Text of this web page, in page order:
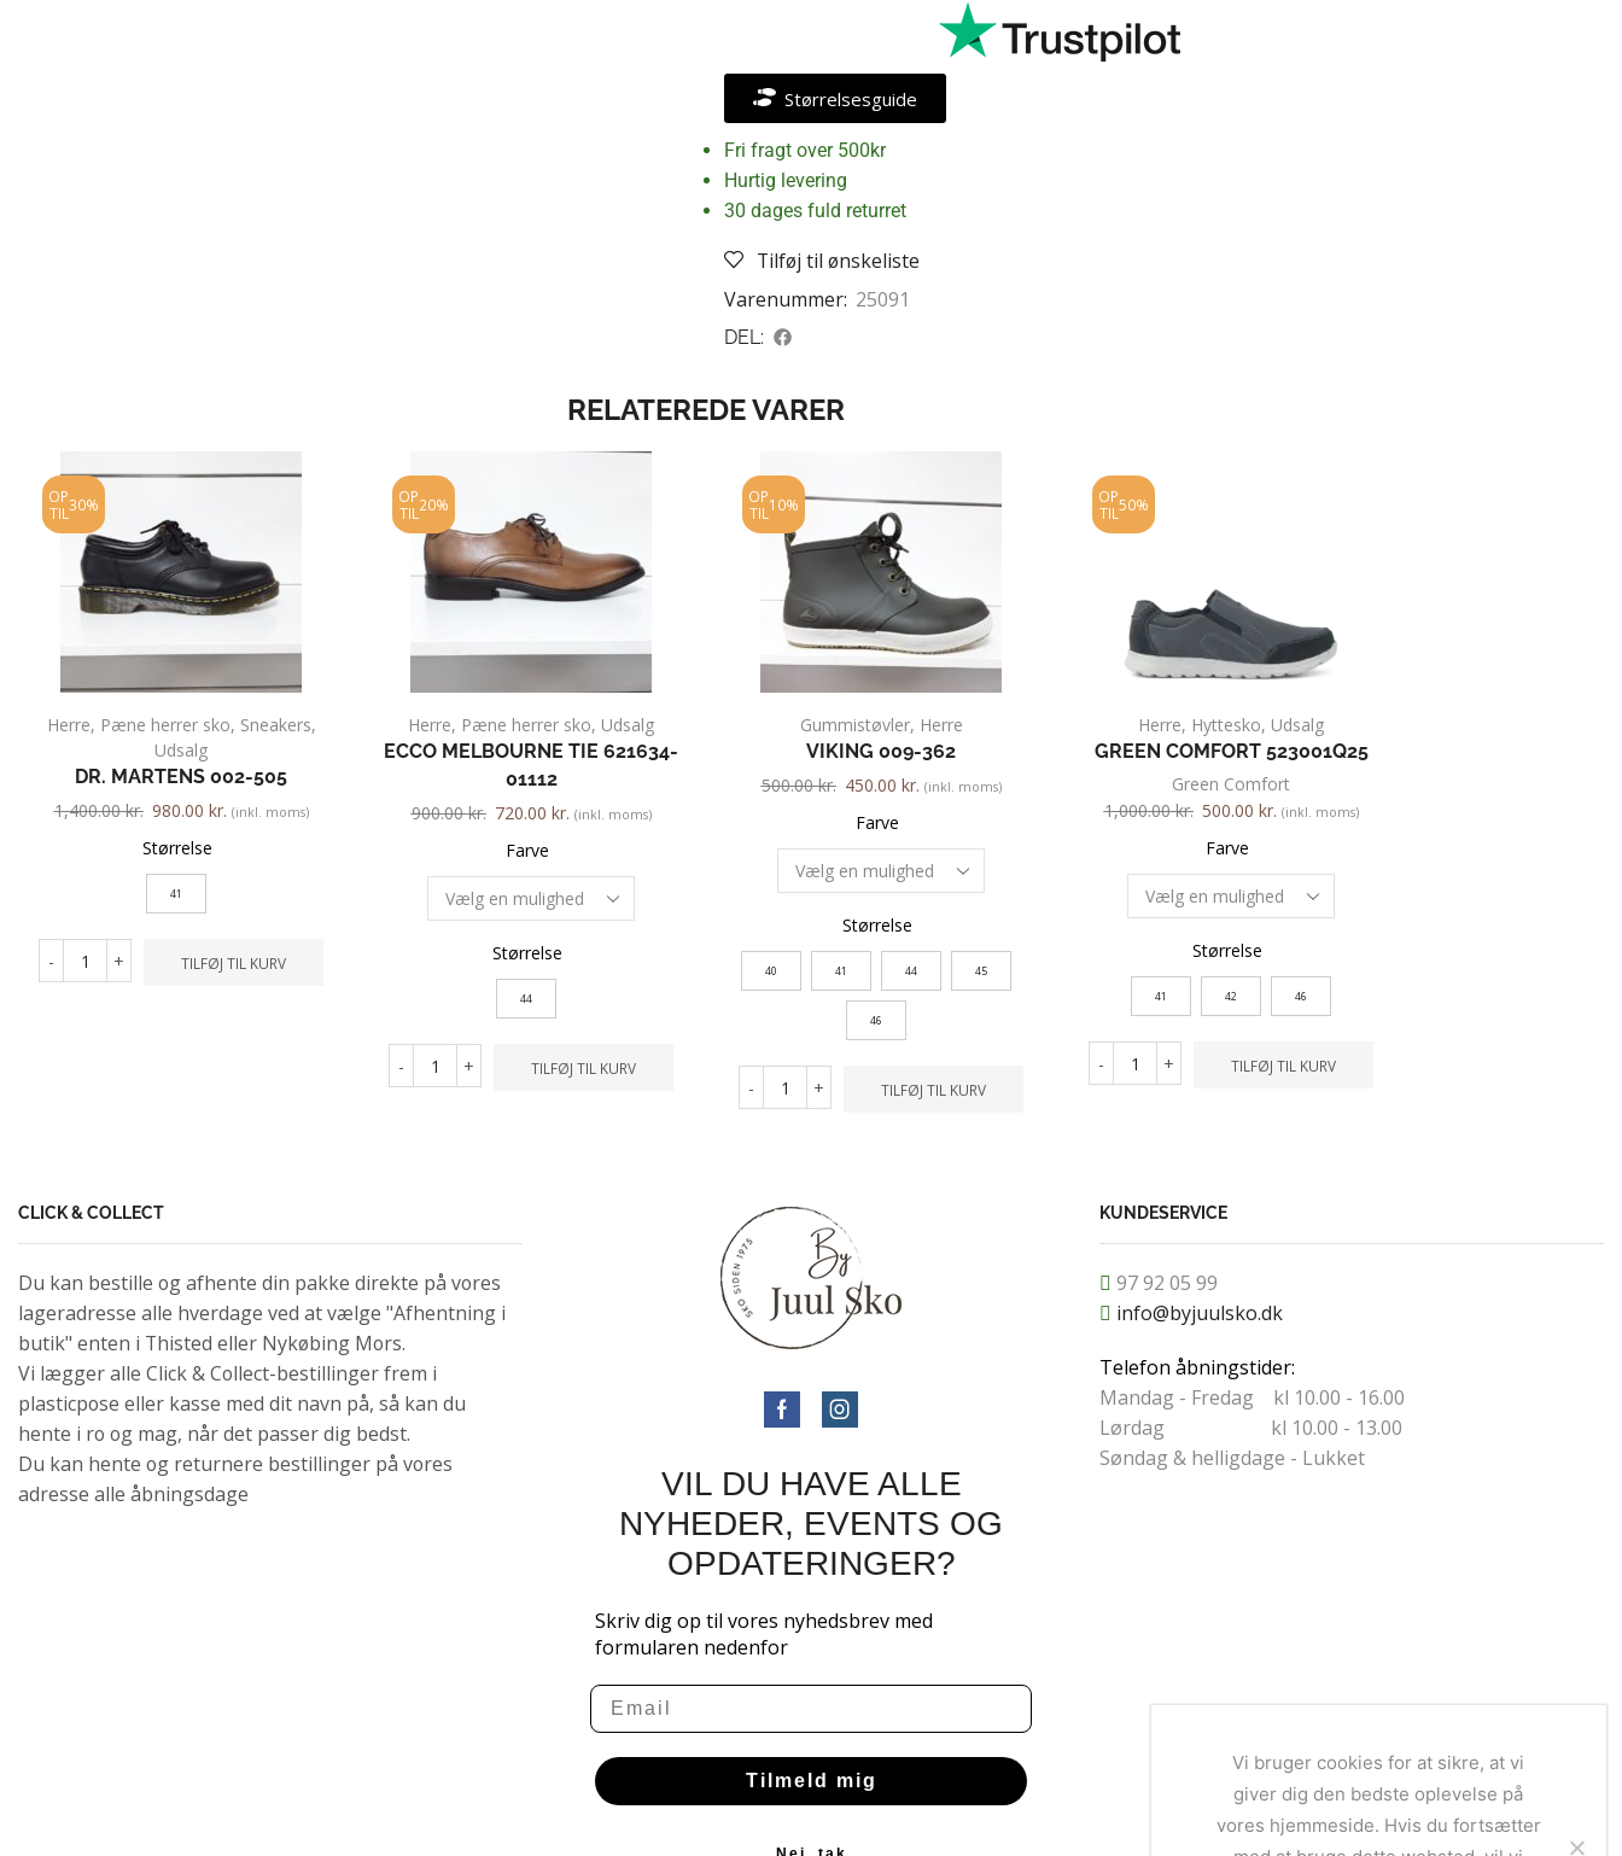
Størrelsesguide
Fri fragt over 500kr
Hurtig levering
30 dages fuld returret
Tilføj til ønskeliste
Varenummer: 25091
DEL:
RELATEREDE VARER
OP
TIL 30%
Herre, Pæne herrer sko, Sneakers,
Udsalg
DR. MARTENS 002-505
1,400.00kr. 980.00 kr. (inkl. moms)
Størrelse
41
- + TILFØJ TIL KURV
OP
TIL 20%
Herre, Pæne herrer sko, Udsalg
ECCO MELBOURNE TIE 621634-
01112
900.00kr. 720.00 kr. (inkl. moms)
Farve
Størrelse
44
- + TILFØJ TIL KURV
OP
TIL 10%
Gummistøvler, Herre
VIKING 009-362
500.00kr. 450.00 kr. (inkl. moms)
Farve
Størrelse
40 41 44 45
46
- + TILFØJ TIL KURV
OP
TIL 50%
Herre, Hyttesko, Udsalg
GREEN COMFORT 523001Q25
Green Comfort
1,000.00kr. 500.00 kr. (inkl. moms)
Farve
Størrelse
41 42 46
- + TILFØJ TIL KURV
CLICK & COLLECT
Du kan bestille og afhente din pakke direkte på vores
lageradresse alle hverdage ved at vælge "Afhentning i
butik" enten i Thisted eller Nykøbing Mors.
Vi lægger alle Click & Collect-bestillinger frem i
plasticpose eller kasse med dit navn på, så kan du
hente i ro og mag, når det passer dig bedst.
Du kan hente og returnere bestillinger på vores
adresse alle åbningsdage
VIL DU HAVE ALLE
NYHEDER, EVENTS OG
OPDATERINGER?
Skriv dig op til vores nyhedsbrev med
formularen nedenfor
Email
Tilmeld mig
KUNDESERVICE
97 92 05 99
info@byjuulsko.dk
Telefon åbningstider:
Mandag - Fredag kl 10.00 - 16.00
Lørdag kl 10.00 - 13.00
Søndag & helligdage - Lukket
Vi bruger cookies for at sikre, at vi
giver dig den bedste oplevelse på
vores hjemmeside. Hvis du fortsætter